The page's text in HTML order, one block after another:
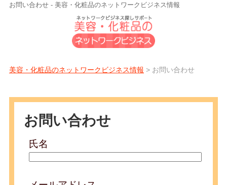
お問い合わせ - 美容・化粧品のネットワークビジネス情報
美容・化粧品のネットワークビジネス情報 > お問い合わせ
お問い合わせ
氏名